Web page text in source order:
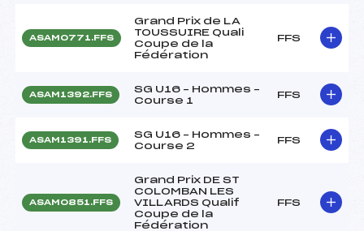
ASAM0771.FFS
Grand Prix de LA
TOUSSUIRE Quali
Coupe de la
Fédération
FFS
ASAM1392.FFS
SG U16 – Hommes –
Course 1
FFS
ASAM1391.FFS
SG U16 – Hommes –
Course 2
FFS
ASAM0851.FFS
Grand Prix DE ST
COLOMBAN LES
VILLARDS Qualif
Coupe de la
Fédération
FFS